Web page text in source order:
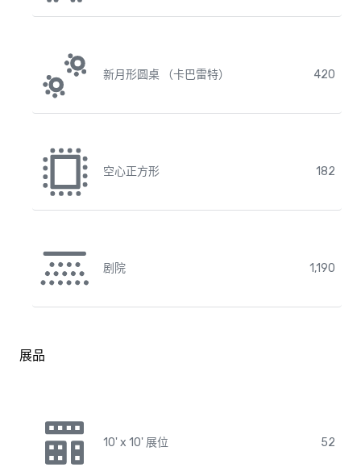
新月形圆桌 （卡巴雷特） 420
空心正方形 182
剧院 1,190
展品
10' x 10' 展位 52